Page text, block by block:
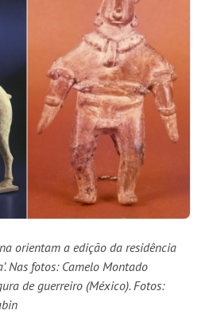
orientam a edição da residência
Nas fotos: Camelo Montado
de guerreiro (México).Fotos: